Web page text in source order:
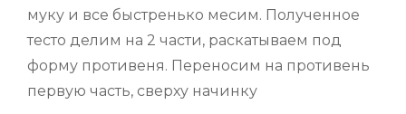
муку и все быстренько месим. Полученное
тесто делим на 2 части, раскатываем под
форму противеня. Переносим на противень
первую часть, сверху начинку